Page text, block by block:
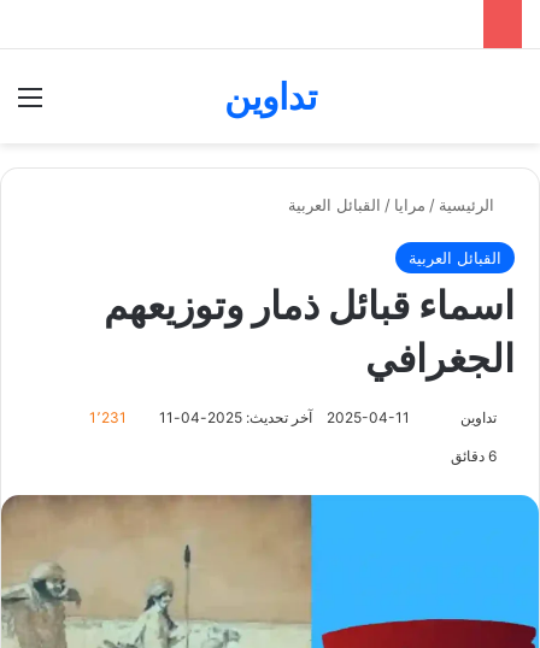
تداوين
الرئيسية / مرايا / القبائل العربية
القبائل العربية
اسماء قبائل ذمار وتوزيعهم
الجغرافي
تداوين 2025-04-11 آخر تحديث: 2025-04-11 1٬231